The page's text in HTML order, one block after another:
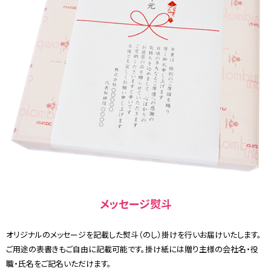
メッセージ熨斗
オリジナルのメッセージを記載した熨斗（のし）掛けを行いお届けいたします。
ご用途の表書きもご自由に記載可能です。掛け紙には贈り主様の会社名・役
職・氏名をご記名いただけます。